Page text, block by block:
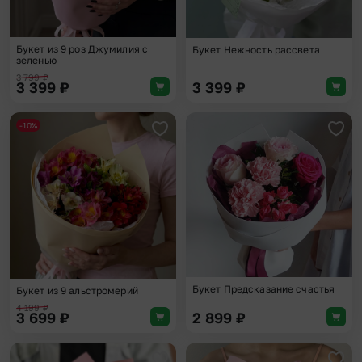
Букет из 9 роз Джумилия с
зеленью
3 799₽
3 399 ₽
Букет Нежность рассвета
3 399 ₽
Добавить в избранное
-10%
Букет из 9 альстромерий
4 199₽
3 699 ₽
Букет Предсказание счастья
2 899 ₽